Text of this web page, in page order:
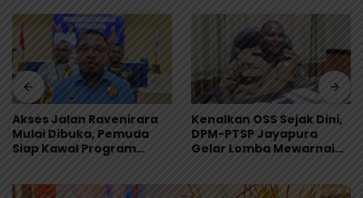
Akses Jalan Ravenirara
Mulai Dibuka, Pemuda
Siap Kawal Program
Kenalkan OSS Sejak Dini,
DPM-PTSP Jayapura
Gelar Lomba Mewarnai